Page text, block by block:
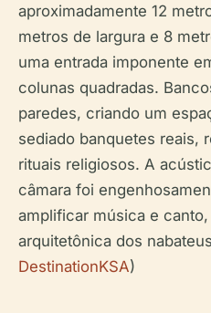
aproximadamente 12
metros de largura e 8
uma entrada imponente
colunas quadradas.
paredes, criando um
sediado banquetes reais,
rituais religiosos. A
câmara foi
amplificar música e
arquitetônica dos
DestinationKSA)